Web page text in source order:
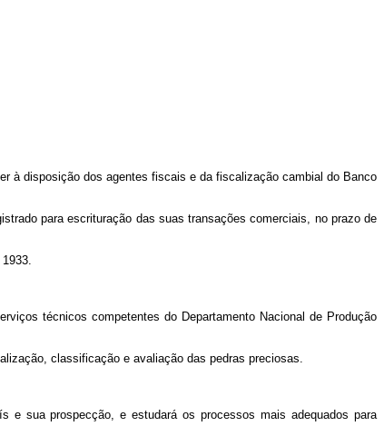
à disposição dos agentes fiscais e da fiscalização cambial do Banco
para escrituração das suas transações comerciais, no prazo de
técnicos competentes do Departamento Nacional de Produção
classificação e avaliação das pedras preciosas.
e sua prospecção, e estudará os processos mais adequados para